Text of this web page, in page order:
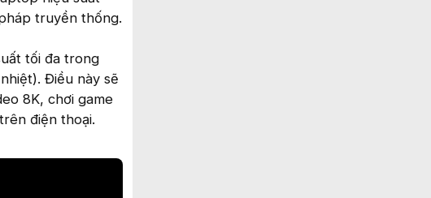
truyền thống.
tối đa trong
Điều này sẽ
8K, chơi game
điện thoại.